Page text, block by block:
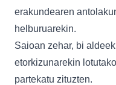
erakundearen
helburuarekin.
Saioan zehar, bi
etorkizunarekin
partekatu zituzten.